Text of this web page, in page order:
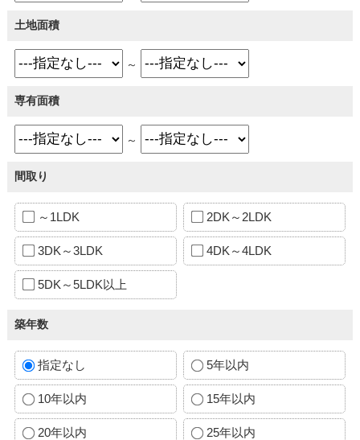
土地面積
～
専有面積
～
間取り
～1LDK 2DK～2LDK
3DK～3LDK 4DK～4LDK
5DK～5LDK以上
築年数
指定なし 5年以内
10年以内 15年以内
20年以内 25年以内